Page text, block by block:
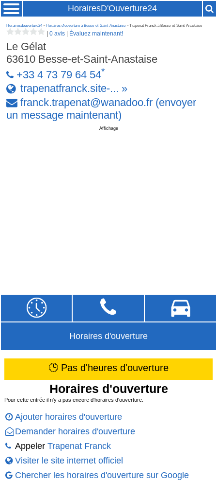
HorairesD'Ouverture24
Horairesdouverture24» Horaires d'ouverture à Besse-et-Saint-Anastaise » Trapenat Franck à Besse-et-Saint-Anastaise
|0 avis Évaluez maintenant!
Le Gélat
63610 Besse-et-Saint-Anastaise
+33 4 73 79 64 54*
trapenatfranck.site-... »
franck.trapenat@wanadoo.fr (envoyer
un message maintenant)
Affichage
Horaires d'ouverture
🕒 Pas d'heures d'ouverture
Horaires d'ouverture
Pour cette entrée il n'y a pas encore d'horaires d'ouverture.
Ajouter horaires d'ouverture
Demander horaires d'ouverture
Appeler Trapenat Franck
Visiter le site internet officiel
Chercher les horaires d'ouverture sur Google